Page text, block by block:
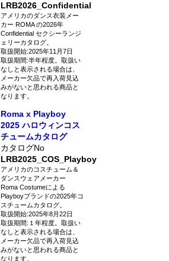
LRB2026_Confidential
アメリカのダンス衣装メー
カー ROMA の2026年
Confidential セクシーランジ
ェリーカタログ。
取扱開始:2025年11月7日
取扱期間:半年程度。取扱い
なしと表示される場合は、
メーカー欠品で再入荷見込
みがないと思われる商品と
なります。
Roma x Playboy
2025 ハロウィンコス
チュームカタログ
カタログNo
LRB2025_COS_Playboy
アメリカのコスチューム＆
ダンスウェアメーカー
Roma Costumeによる
Playboyブランドの2025年コ
スチュームカタログ。
取扱開始:2025年8月22日
取扱期間:１年程度。取扱い
なしと表示される場合は、
メーカー欠品で再入荷見込
みがないと思われる商品と
なります。